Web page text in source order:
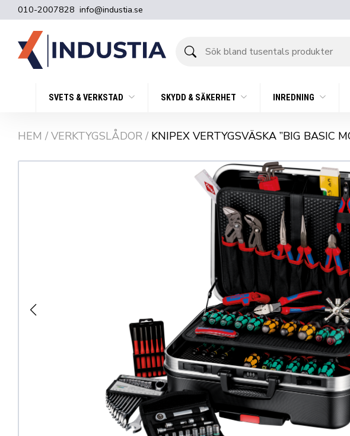
010-2007828 info@industia.se
bland
SVETS & VERKSTAD SKYDD & SÄKERHET INREDNING
HEM / VERKTYGSLÅDOR / KNIPEX VERTYGSVÄSKA ”BIG BASIC